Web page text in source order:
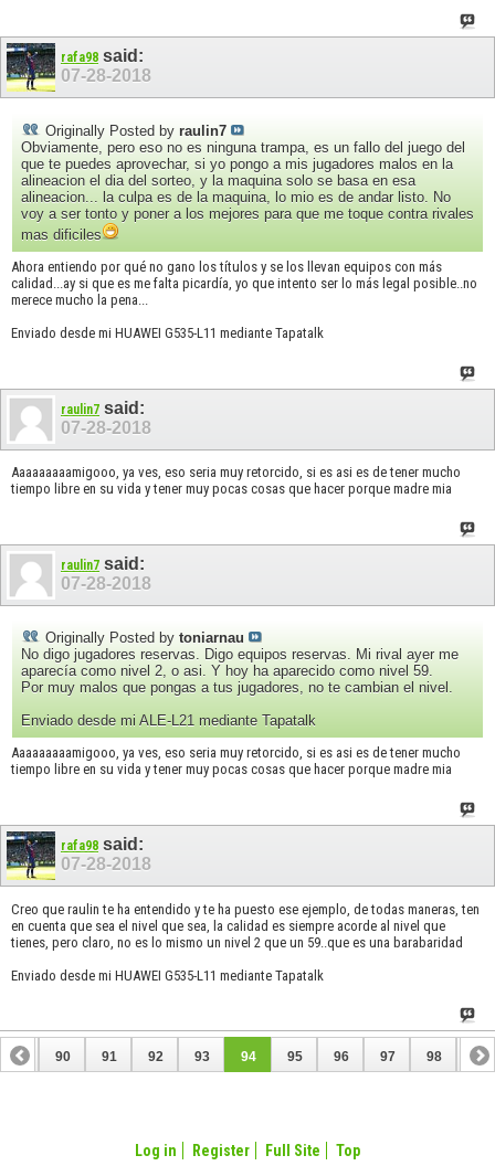
rafa98 said:
07-28-2018
Originally Posted by raulin7
Obviamente, pero eso no es ninguna trampa, es un fallo del juego del
que te puedes aprovechar, si yo pongo a mis jugadores malos en la
alineacion el dia del sorteo, y la maquina solo se basa en esa
alineacion... la culpa es de la maquina, lo mio es de andar listo. No
voy a ser tonto y poner a los mejores para que me toque contra rivales
mas dificiles
Ahora entiendo por qué no gano los títulos y se los llevan equipos con más
calidad...ay si que es me falta picardía, yo que intento ser lo más legal posible..no
merece mucho la pena...
Enviado desde mi HUAWEI G535-L11 mediante Tapatalk
raulin7 said:
07-28-2018
Aaaaaaaaamigooo, ya ves, eso seria muy retorcido, si es asi es de tener mucho
tiempo libre en su vida y tener muy pocas cosas que hacer porque madre mia
raulin7 said:
07-28-2018
Originally Posted by toniarnau
No digo jugadores reservas. Digo equipos reservas. Mi rival ayer me
aparecía como nivel 2, o asi. Y hoy ha aparecido como nivel 59.
Por muy malos que pongas a tus jugadores, no te cambian el nivel.
Enviado desde mi ALE-L21 mediante Tapatalk
Aaaaaaaaamigooo, ya ves, eso seria muy retorcido, si es asi es de tener mucho
tiempo libre en su vida y tener muy pocas cosas que hacer porque madre mia
rafa98 said:
07-28-2018
Creo que raulin te ha entendido y te ha puesto ese ejemplo, de todas maneras, ten
en cuenta que sea el nivel que sea, la calidad es siempre acorde al nivel que
tienes, pero claro, no es lo mismo un nivel 2 que un 59..que es una barabaridad
Enviado desde mi HUAWEI G535-L11 mediante Tapatalk
89 90 91 92 93 94 95 96 97 98 99
Log in Register Full Site Top